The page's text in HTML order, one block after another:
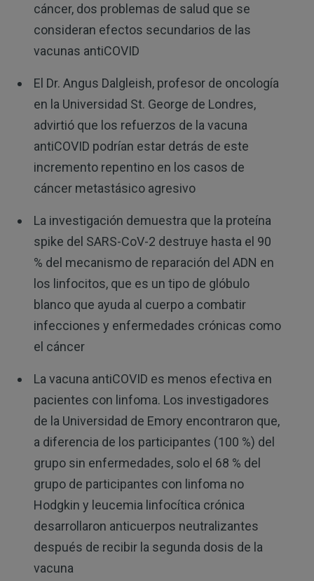
cáncer, dos problemas de salud que se
consideran efectos secundarios de las
vacunas antiCOVID
El Dr. Angus Dalgleish, profesor de oncología
en la Universidad St. George de Londres,
advirtió que los refuerzos de la vacuna
antiCOVID podrían estar detrás de este
incremento repentino en los casos de
cáncer metastásico agresivo
La investigación demuestra que la proteína
spike del SARS-CoV-2 destruye hasta el 90
% del mecanismo de reparación del ADN en
los linfocitos, que es un tipo de glóbulo
blanco que ayuda al cuerpo a combatir
infecciones y enfermedades crónicas como
el cáncer
La vacuna antiCOVID es menos efectiva en
pacientes con linfoma. Los investigadores
de la Universidad de Emory encontraron que,
a diferencia de los participantes (100 %) del
grupo sin enfermedades, solo el 68 % del
grupo de participantes con linfoma no
Hodgkin y leucemia linfocítica crónica
desarrollaron anticuerpos neutralizantes
después de recibir la segunda dosis de la
vacuna